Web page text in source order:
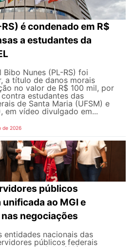
é condenado em R$
a estudantes da
Nunes (PL-RS) foi
a título de danos morais
no valor de R$ 100 mil, por
estudantes das
de Santa Maria (UFSM) e
em vídeo divulgado em...
de 2026
públicos
ao MGI e
negociações
entidades nacionais das
públicos federais